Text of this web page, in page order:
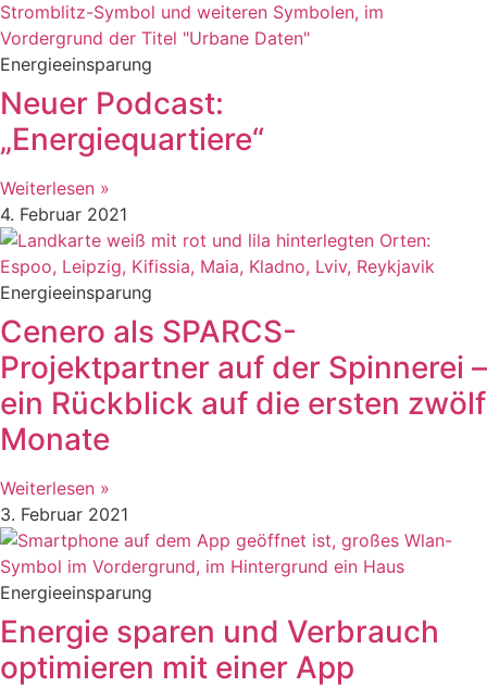
Energieeinsparung
Neuer Podcast:
„Energiequartiere“
Weiterlesen »
4. Februar 2021
Energieeinsparung
Cenero als SPARCS-
Projektpartner auf der Spinnerei –
ein Rückblick auf die ersten zwölf
Monate
Weiterlesen »
3. Februar 2021
Energieeinsparung
Energie sparen und Verbrauch
optimieren mit einer App